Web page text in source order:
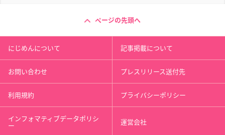
ページの先頭へ
にじめんについて 記事掲載について
お問い合わせ プレスリリース送付先
利用規約 プライバシーポリシー
インフォマティブデータポリシ
ー 運営会社